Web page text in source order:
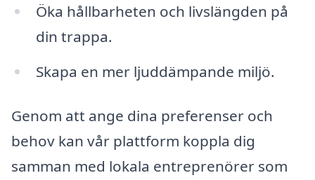
Öka hållbarheten och livslängden på
din trappa.
Skapa en mer ljuddämpande miljö.
Genom att ange dina preferenser och
behov kan vår plattform koppla dig
samman med lokala entreprenörer som